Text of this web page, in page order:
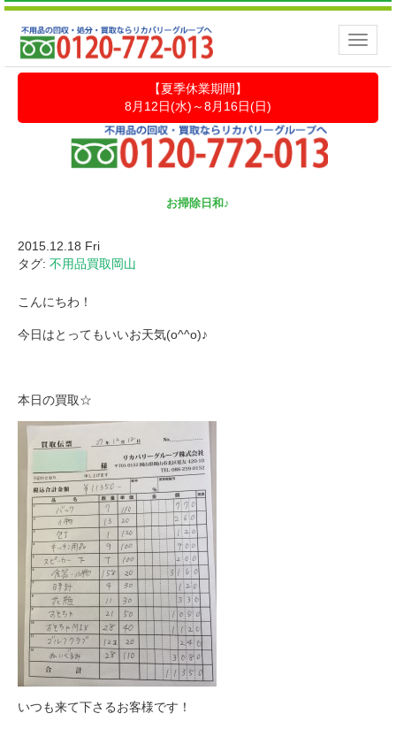
Toggle
【夏季休業期間】
8月12日(水)～8月16日(日)
お掃除日和♪
2015.12.18 Fri
タグ: 不用品買取岡山
こんにちわ！
今日はとってもいいお天気(o^^o)♪
本日の買取☆
いつも来て下さるお客様です！